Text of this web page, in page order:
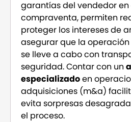
garantías del vendedor
compraventa, permiten
proteger los intereses de
asegurar que la
se lleve a cabo con
seguridad. Contar con un
especializadoen
adquisiciones (m&a)
evita sorpresas
el proceso.